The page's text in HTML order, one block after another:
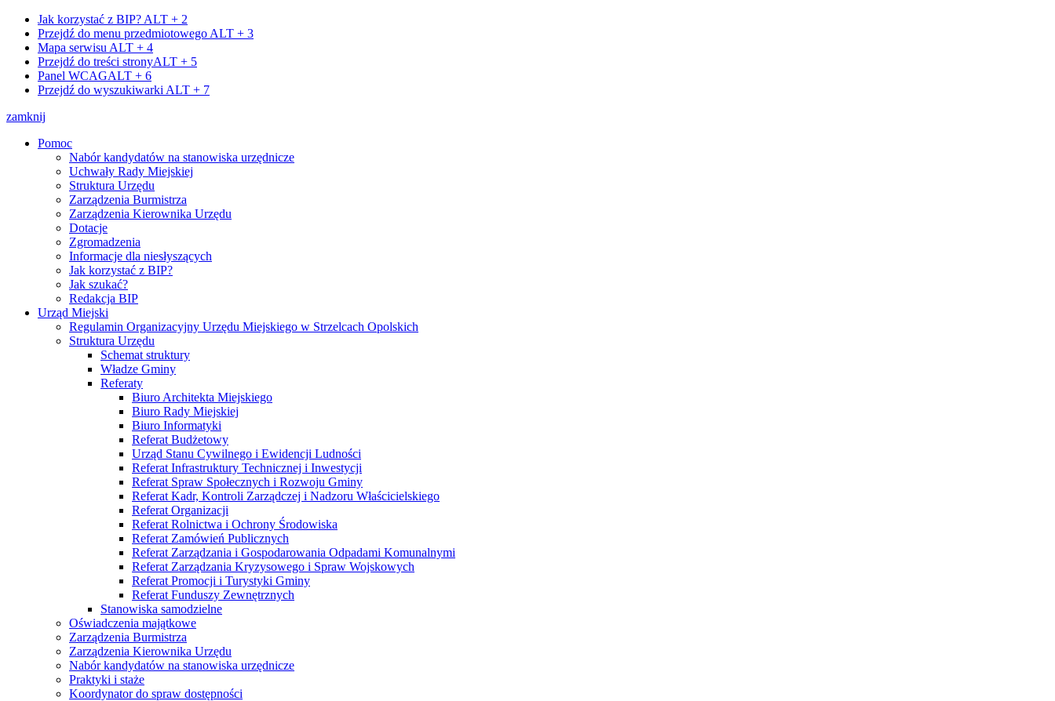
Jak korzystać z BIP? ALT + 2
Przejdź do menu przedmiotowego ALT + 3
Mapa serwisu ALT + 4
Przejdź do treści stronyALT + 5
Panel WCAGALT + 6
Przejdź do wyszukiwarki ALT + 7
zamknij
Pomoc
Nabór kandydatów na stanowiska urzędnicze
Uchwały Rady Miejskiej
Struktura Urzędu
Zarządzenia Burmistrza
Zarządzenia Kierownika Urzędu
Dotacje
Zgromadzenia
Informacje dla niesłyszących
Jak korzystać z BIP?
Jak szukać?
Redakcja BIP
Urząd Miejski
Regulamin Organizacyjny Urzędu Miejskiego w Strzelcach Opolskich
Struktura Urzędu
Schemat struktury
Władze Gminy
Referaty
Biuro Architekta Miejskiego
Biuro Rady Miejskiej
Biuro Informatyki
Referat Budżetowy
Urząd Stanu Cywilnego i Ewidencji Ludności
Referat Infrastruktury Technicznej i Inwestycji
Referat Spraw Społecznych i Rozwoju Gminy
Referat Kadr, Kontroli Zarządczej i Nadzoru Właścicielskiego
Referat Organizacji
Referat Rolnictwa i Ochrony Środowiska
Referat Zamówień Publicznych
Referat Zarządzania i Gospodarowania Odpadami Komunalnymi
Referat Zarządzania Kryzysowego i Spraw Wojskowych
Referat Promocji i Turystyki Gminy
Referat Funduszy Zewnętrznych
Stanowiska samodzielne
Oświadczenia majątkowe
Zarządzenia Burmistrza
Zarządzenia Kierownika Urzędu
Nabór kandydatów na stanowiska urzędnicze
Praktyki i staże
Koordynator do spraw dostępności